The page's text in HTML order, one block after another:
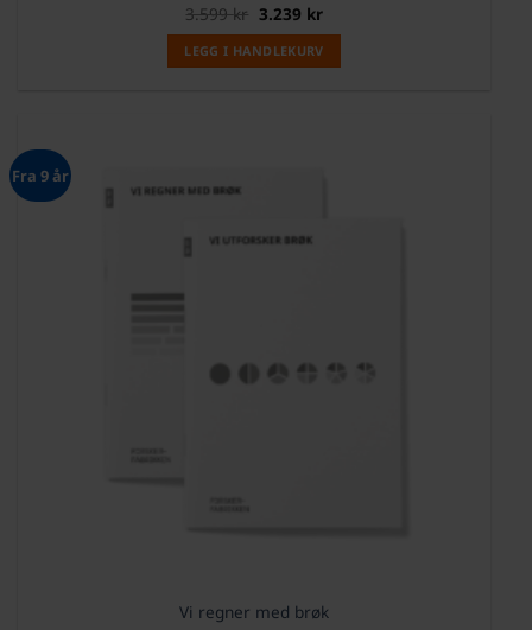
Vurdert 5
av 5
3.599kr Opprinnelig
var:
3.599 kr.
3.239 krNåværende
er:
3.239 kr.
LEGG I HANDLEKURV
Fra 9 år
Vi regner med brøk